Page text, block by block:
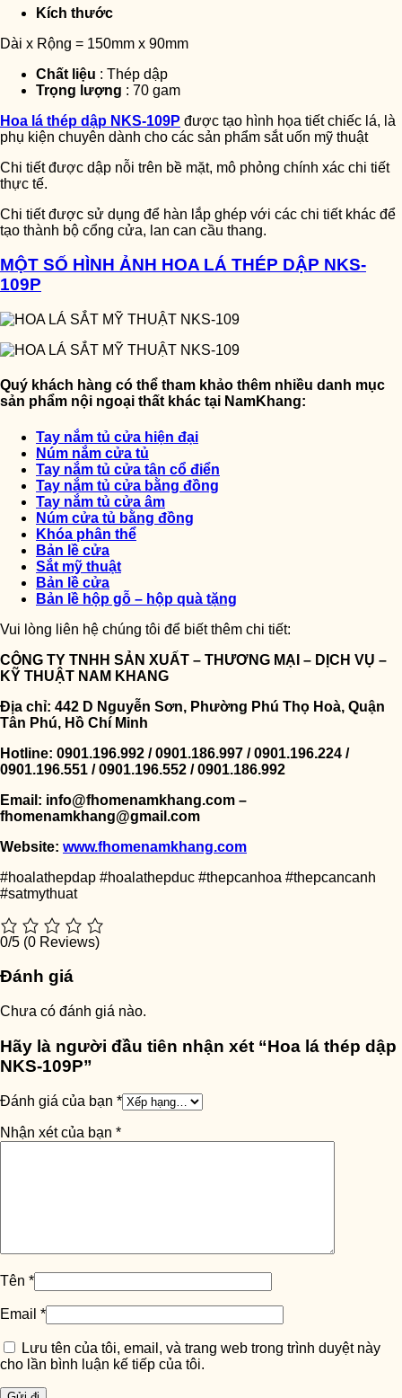
Kích thước
Dài x Rộng = 150mm x 90mm
Chất liệu : Thép dập
Trọng lượng : 70 gam
Hoa lá thép dập NKS-109P được tạo hình họa tiết chiếc lá, là
phụ kiện chuyên dành cho các sản phẩm sắt uốn mỹ thuật
Chi tiết được dập nỗi trên bề mặt, mô phỏng chính xác chi tiết
thực tế.
Chi tiết được sử dụng để hàn lắp ghép với các chi tiết khác để
tạo thành bộ cổng cửa, lan can cầu thang.
MỘT SỐ HÌNH ẢNH HOA LÁ THÉP DẬP NKS-
109P
Quý khách hàng có thể tham khảo thêm nhiều danh mục
sản phẩm nội ngoại thất khác tại NamKhang:
Tay nắm tủ cửa hiện đại
Núm nắm cửa tủ
Tay nắm tủ cửa tân cổ điển
Tay nắm tủ cửa bằng đồng
Tay nắm tủ cửa âm
Núm cửa tủ bằng đồng
Khóa phân thể
Bản lề cửa
Sắt mỹ thuật
Bản lề cửa
Bản lề hộp gỗ – hộp quà tặng
Vui lòng liên hệ chúng tôi để biết thêm chi tiết:
CÔNG TY TNHH SẢN XUẤT – THƯƠNG MẠI – DỊCH VỤ –
KỸ THUẬT NAM KHANG
Địa chỉ: 442 D Nguyễn Sơn, Phường Phú Thọ Hoà, Quận
Tân Phú, Hồ Chí Minh
Hotline: 0901.196.992 / 0901.186.997 / 0901.196.224 /
0901.196.551 / 0901.196.552 / 0901.186.992
Email: info@fhomenamkhang.com –
fhomenamkhang@gmail.com
Website: www.fhomenamkhang.com
#hoalathepdap #hoalathepduc #thepcanhoa #thepcancanh
#satmythuat
0/5 (0 Reviews)
Đánh giá
Chưa có đánh giá nào.
Hãy là người đầu tiên nhận xét “Hoa lá thép dập
NKS-109P”
Đánh giá của bạn *
Nhận xét của bạn *
Tên *
Email *
Lưu tên của tôi, email, và trang web trong trình duyệt này
cho lần bình luận kế tiếp của tôi.